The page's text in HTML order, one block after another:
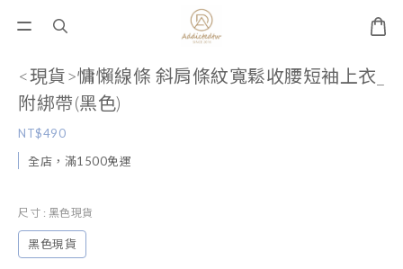
<現貨>慵懶線條 斜肩條紋寬鬆收腰短袖上衣_
附綁帶(黑色)
NT$490
全店，滿1500免運
尺寸 : 黑色現貨
黑色現貨